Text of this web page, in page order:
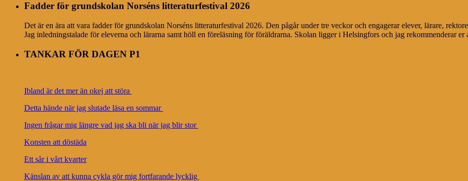
Fadder för grundskolan Norséns litteraturfestival 2026
Det är en ära att vara fadder för grundskolan Norséns litteraturfestival 2026. Den pågår under tre veckor och engagerar elever, lärare,
Jag inledningstalade för eleverna och lärarna samt höll en föreläsning för föräldrarna. Skolan ligger i Helsingfors och jag rekommenderar er
TANKAR FÖR DAGEN P1
Ibland är det mer än okej att störa
Detta hände när jag slutade läsa en sommar
Ingen frågar mig längre vad jag ska bli när jag blir stor
Konsten att döstäda
Ett sår i vårt kvarter
Känslan av att kunna cykla gör mig fortfarande lycklig